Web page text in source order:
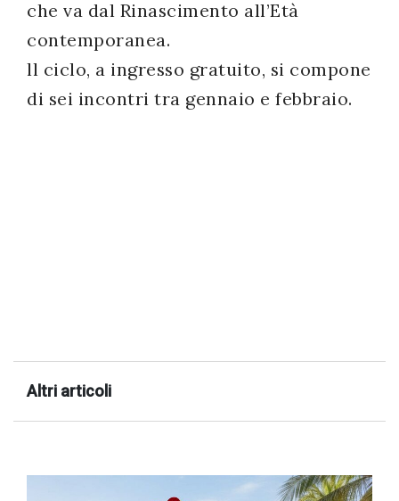
che va dal Rinascimento all’Età
contemporanea.
ll ciclo, a ingresso gratuito, si compone
di sei incontri tra gennaio e febbraio.
Altri articoli